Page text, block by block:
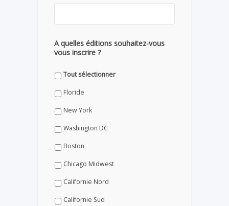
A quelles éditions souhaitez-vous
vous inscrire ?
Tout sélectionner
Floride
New York
Washington DC
Boston
Chicago Midwest
Californie Nord
Californie Sud